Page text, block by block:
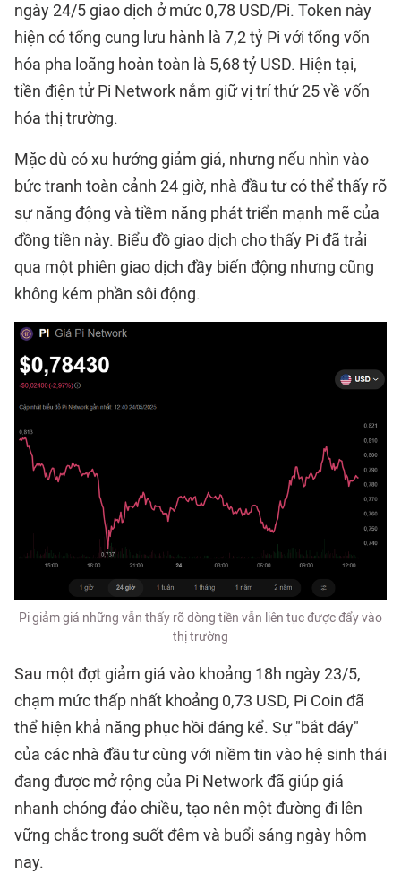
ngày 24/5 giao dịch ở mức 0,78 USD/Pi. Token này
hiện có tổng cung lưu hành là 7,2 tỷ Pi với tổng vốn
hóa pha loãng hoàn toàn là 5,68 tỷ USD. Hiện tại,
tiền điện tử Pi Network nắm giữ vị trí thứ 25 về vốn
hóa thị trường.
Mặc dù có xu hướng giảm giá, nhưng nếu nhìn vào
bức tranh toàn cảnh 24 giờ, nhà đầu tư có thể thấy rõ
sự năng động và tiềm năng phát triển mạnh mẽ của
đồng tiền này. Biểu đồ giao dịch cho thấy Pi đã trải
qua một phiên giao dịch đầy biến động nhưng cũng
không kém phần sôi động.
Pi giảm giá những vẫn thấy rõ dòng tiền vẫn liên tục được đẩy vào
thị trường
Sau một đợt giảm giá vào khoảng 18h ngày 23/5,
chạm mức thấp nhất khoảng 0,73 USD, Pi Coin đã
thể hiện khả năng phục hồi đáng kể. Sự "bắt đáy"
của các nhà đầu tư cùng với niềm tin vào hệ sinh thái
đang được mở rộng của Pi Network đã giúp giá
nhanh chóng đảo chiều, tạo nên một đường đi lên
vững chắc trong suốt đêm và buổi sáng ngày hôm
nay.